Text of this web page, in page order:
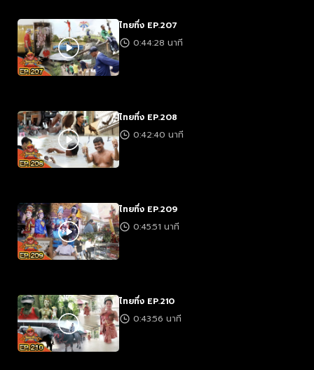
ไทยทึ่ง EP.207
0:44:28 นาที
ไทยทึ่ง EP.208
0:42:40 นาที
ไทยทึ่ง EP.209
0:45:51 นาที
ไทยทึ่ง EP.210
0:43:56 นาที